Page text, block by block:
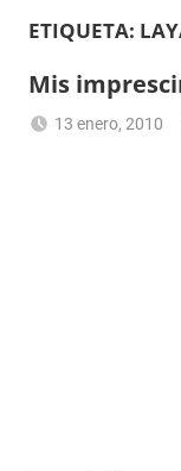
Ocio
un
Laboratorio
ETIQUETA:
Mis
13 enero, 2010